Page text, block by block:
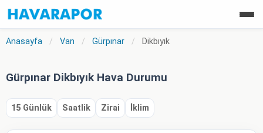
Anasayfa / Van / Gürpınar / Dikbıyık
Gürpınar Dikbıyık Hava Durumu
15 Günlük Saatlik Zirai İklim